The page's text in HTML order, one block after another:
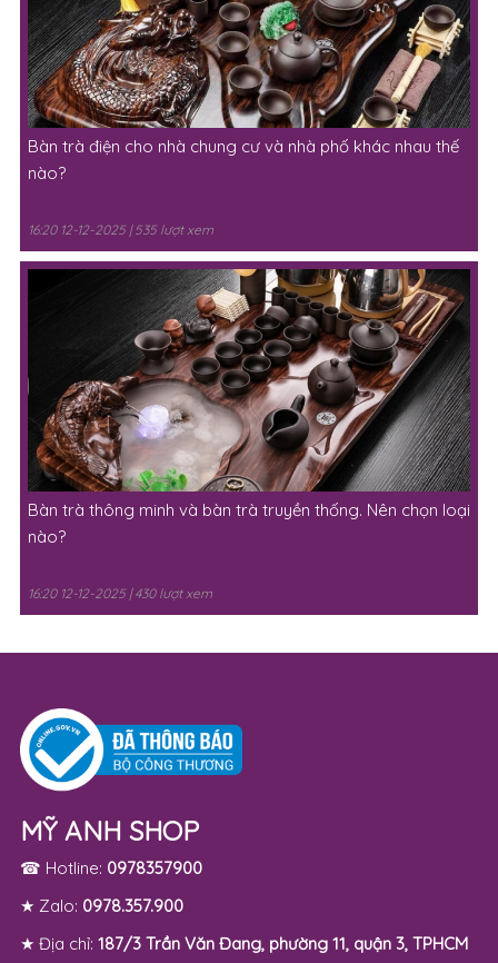
Bàn trà điện cho nhà chung cư và nhà phố khác nhau thế
nào?
16:20 12-12-2025 | 535 lượt xem
Bàn trà thông minh và bàn trà truyền thống. Nên chọn loại
nào?
16:20 12-12-2025 | 430 lượt xem
MỸ ANH SHOP
☎ Hotline: 0978357900
★ Zalo: 0978.357.900
★ Địa chỉ: 187/3 Trần Văn Đang, phường 11, quận 3, TPHCM